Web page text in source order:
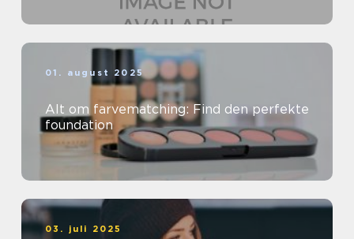
01. august 2025
Alt om farvematching: Find den perfekte
foundation
03. juli 2025